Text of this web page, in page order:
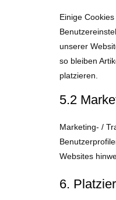
Einige
unserer
so bleiben
platzieren.
5.2
Marketing- /
Websites
6.